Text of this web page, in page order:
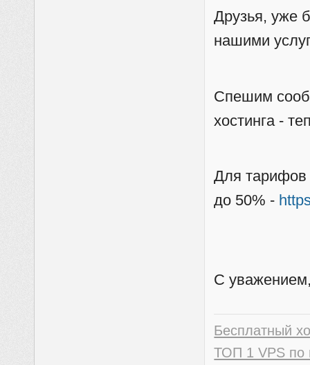
Друзья, уже
нашими
Спешим
хостинга -
Для тарифов
до 50% -
С
Бесплатный
ТОП 1 VPS по